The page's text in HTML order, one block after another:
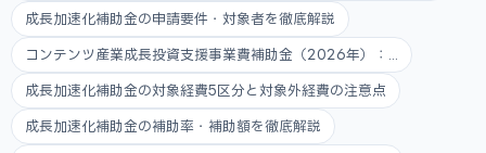
成長加速化補助金の申請要件・対象者を徹底解説
コンテンツ産業成長投資支援事業費補助金（2026年）：...
成長加速化補助金の対象経費5区分と対象外経費の注意点
成長加速化補助金の補助率・補助額を徹底解説